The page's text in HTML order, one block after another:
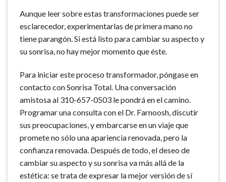
Aunque leer sobre estas transformaciones puede ser
esclarecedor, experimentarlas de primera mano no
tiene parangón. Si está listo para cambiar su aspecto y
su sonrisa, no hay mejor momento que éste.
Para iniciar este proceso transformador, póngase en
contacto con Sonrisa Total. Una conversación
amistosa al 310-657-0503 le pondrá en el camino.
Programar una consulta con el Dr. Farnoosh, discutir
sus preocupaciones, y embarcarse en un viaje que
promete no sólo una apariencia renovada, pero la
confianza renovada. Después de todo, el deseo de
cambiar su aspecto y su sonrisa va más allá de la
estética: se trata de expresar la mejor versión de sí